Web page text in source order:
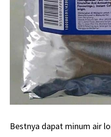
Bestnya dapat minum air